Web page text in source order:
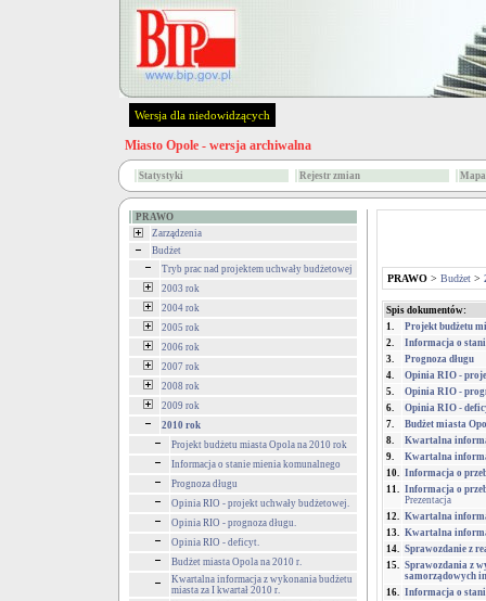
Wersja dla niedowidzących
Miasto Opole - wersja archiwalna
Statystyki Rejestr zmian
PRAWO
Zarządzenia
Budżet
Tryb prac nad projektem uchwały budżetowej
2003 rok
2004 rok
2005 rok
2006 rok
2007 rok
2008 rok
2009 rok
2010 rok
Projekt budżetu miasta Opola na 2010 rok
Informacja o stanie mienia komunalnego
Prognoza długu
Opinia RIO - projekt uchwały budżetowej.
Opinia RIO - prognoza długu.
Opinia RIO - deficyt.
Budżet miasta Opola na 2010 r.
Kwartalna informacja z wykonania budżetu
miasta za I kwartał 2010 r.
PRAWO > Budżet >
Spis dokumentów:
1.
Projekt budżetu
2.
Informacja o
3.
Prognoza długu
4.
Opinia RIO -
5.
Opinia RIO -
6.
Opinia RIO -
7.
Budżet miasta
8.
Kwartalna
9.
Kwartalna
10. Informacja o
11. Informacja o
Prezentacja
12. Kwartalna
13. Kwartalna
14. Sprawozdanie z
15. Sprawozdania z
samorządowych
16. Informacja o